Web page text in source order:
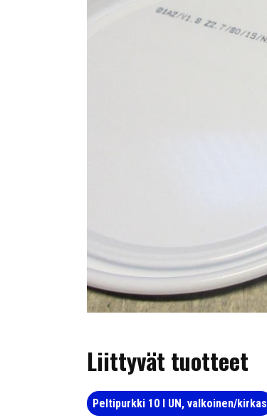
Liittyvät tuotteet
Peltipurkki 10 l UN, valkoinen/kirkas